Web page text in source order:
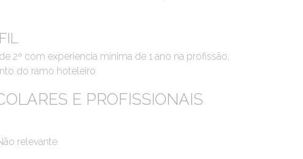
2ª com experiencia mínima de 1 ano na profissão,
do ramo hoteleiro
E PROFISSIONAIS
relevante